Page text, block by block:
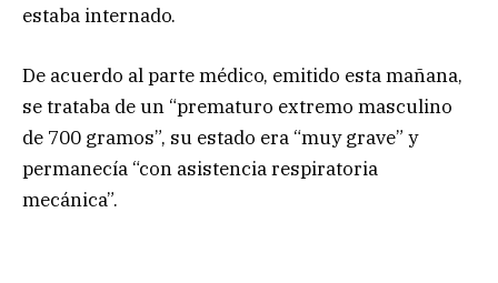
estaba internado.
De acuerdo al parte médico, emitido esta mañana,
se trataba de un “prematuro extremo masculino
de 700 gramos”, su estado era “muy grave” y
permanecía “con asistencia respiratoria
mecánica”.